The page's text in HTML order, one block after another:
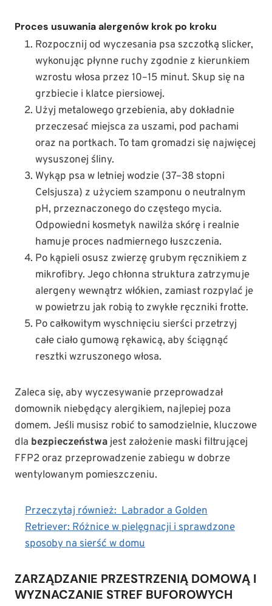
Proces usuwania alergenów krok po kroku
Rozpocznij od wyczesania psa szczotką slicker,
wykonując płynne ruchy zgodnie z kierunkiem
wzrostu włosa przez 10–15 minut. Skup się na
grzbiecie i klatce piersiowej.
Użyj metalowego grzebienia, aby dokładnie
przeczesać miejsca za uszami, pod pachami
oraz na portkach. To tam gromadzi się najwięcej
wysuszonej śliny.
Wykąp psa w letniej wodzie (37–38 stopni
Celsjusza) z użyciem szamponu o neutralnym
pH, przeznaczonego do częstego mycia.
Odpowiedni kosmetyk nawilża skórę i realnie
hamuje proces nadmiernego łuszczenia.
Po kąpieli osusz zwierzę grubym ręcznikiem z
mikrofibry. Jego chłonna struktura zatrzymuje
alergeny wewnątrz włókien, zamiast rozpylać je
w powietrzu jak robią to zwykłe ręczniki frotte.
Po całkowitym wyschnięciu sierści przetrzyj
całe ciało gumową rękawicą, aby ściągnąć
resztki wzruszonego włosa.
Zaleca się, aby wyczesywanie przeprowadzał
domownik niebędący alergikiem, najlepiej poza
domem. Jeśli musisz robić to samodzielnie, kluczowe
dla bezpieczeństwa jest założenie maski filtrującej
FFP2 oraz przeprowadzenie zabiegu w dobrze
wentylowanym pomieszczeniu.
Przeczytaj również: Labrador a Golden
Retriever: Różnice w pielęgnacji i sprawdzone
sposoby na sierść w domu
ZARZĄDZANIE PRZESTRZENIĄ DOMOWĄ I
WYZNACZANIE STREF BUFOROWYCH